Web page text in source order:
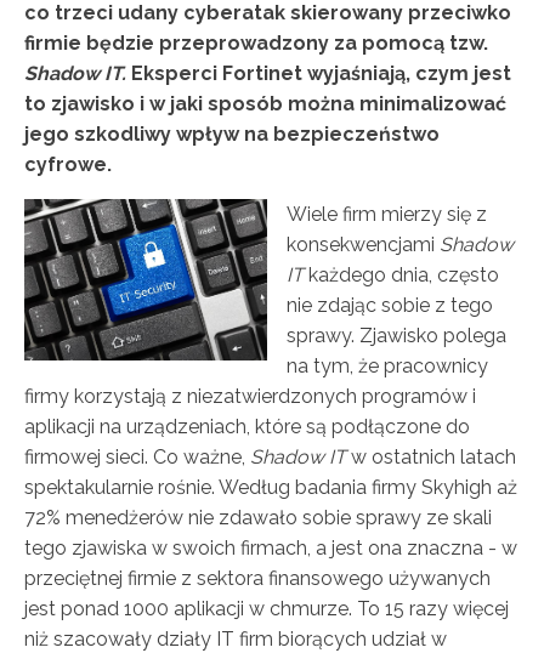
co trzeci udany cyberatak skierowany przeciwko
firmie będzie przeprowadzony za pomocą tzw.
Shadow IT. Eksperci Fortinet wyjaśniają, czym jest
to zjawisko i w jaki sposób można minimalizować
jego szkodliwy wpływ na bezpieczeństwo
cyfrowe.
Wiele firm mierzy się z
konsekwencjami Shadow
ITkażdego dnia, często
nie zdając sobie z tego
sprawy. Zjawisko polega
na tym, że pracownicy
firmy korzystają z niezatwierdzonych programów i
aplikacji na urządzeniach, które są podłączone do
firmowej sieci. Co ważne, Shadow ITw ostatnich latach
spektakularnie rośnie. Według badania firmy Skyhigh aż
72% menedżerów nie zdawało sobie sprawy ze skali
tego zjawiska w swoich firmach, a jest ona znaczna - w
przeciętnej firmie z sektora finansowego używanych
jest ponad 1000 aplikacji w chmurze. To 15 razy więcej
niż szacowały działy IT firm biorących udział w